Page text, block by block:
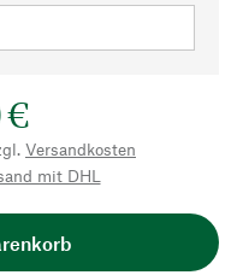
€
Versandkosten
mit DHL